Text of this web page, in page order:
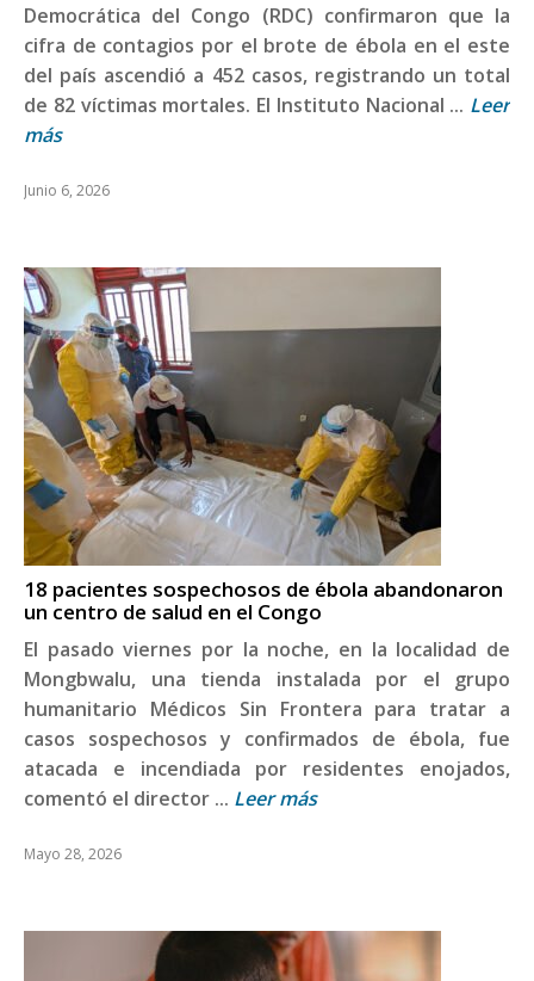
Democrática del Congo (RDC) confirmaron que la
cifra de contagios por el brote de ébola en el este
del país ascendió a 452 casos, registrando un total
de 82 víctimas mortales. El Instituto Nacional ... Leer
más
Junio 6, 2026
18 pacientes sospechosos de ébola abandonaron
un centro de salud en el Congo
El pasado viernes por la noche, en la localidad de
Mongbwalu, una tienda instalada por el grupo
humanitario Médicos Sin Frontera para tratar a
casos sospechosos y confirmados de ébola, fue
atacada e incendiada por residentes enojados,
comentó el director ... Leer más
Mayo 28, 2026